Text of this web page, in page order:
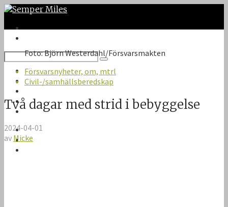
Twitter
Google Plus
VK
Facebook
Första sidan
Om Semper Miles
Foto: Björn Westerdahl/Försvarsmakten
Försvarsnyheter, om, mtrl
Civil-/samhällsberedskap
Två dagar med strid i bebyggelse
2024-04-01
av Micke